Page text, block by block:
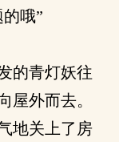
哦”
的青灯妖往
屋外而去。
地关上了房